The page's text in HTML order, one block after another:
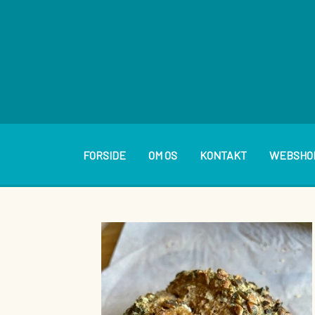
FORSIDE OM OS KONTAKT
BAGVÆRK
BRØDVARER
KAGER OG WIENERBRØD
DIVERSE BOLLER M.M.
PÅLÆG